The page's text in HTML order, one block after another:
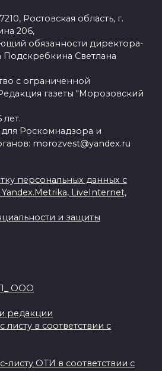
Ростовская область, г.
206,
обязанности директора-
Подскребкина Светлана
с ограниченной
газеты "Морозовский
лет.
Роскомнадзора и
morozvest@yandex.ru
персональных данных с
LiveInternet,
и защиты
ООО
редакции
в соответствии с
листу ОТИ в соответствии с